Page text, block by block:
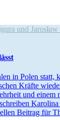
und
in Polen statt,
Kräfte
und einem
Beitrag für